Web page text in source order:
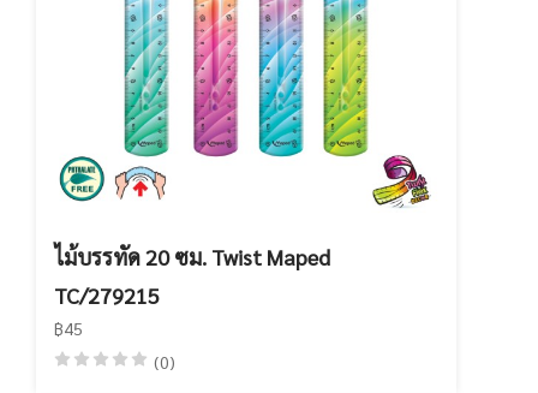
ไม้บรรทัด 20 ซม. Twist Maped
TC/279215
฿45
(0)